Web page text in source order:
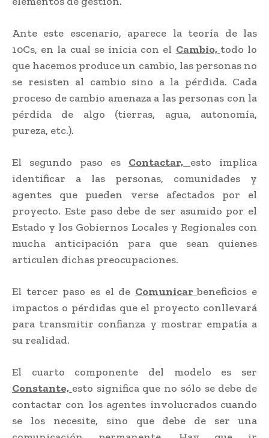
Ante este escenario, aparece la teoría de las
10Cs, en la cual se inicia con el Cambio, todo lo
que hacemos produce un cambio, las personas no
se resisten al cambio sino a la pérdida. Cada
proceso de cambio amenaza a las personas con la
pérdida de algo (tierras, agua, autonomía,
pureza, etc.).
El segundo paso es Contactar, esto implica
identificar a las personas, comunidades y
agentes que pueden verse afectados por el
proyecto. Este paso debe de ser asumido por el
Estado y los Gobiernos Locales y Regionales con
mucha anticipación para que sean quienes
articulen dichas preocupaciones.
El tercer paso es el de Comunicarbeneficios e
impactos o pérdidas que el proyecto conllevará
para transmitir confianza y mostrar empatía a
su realidad.
El cuarto componente del modelo es ser
Constante, esto significa que no sólo se debe de
contactar con los agentes involucrados cuando
se los necesite, sino que debe de ser una